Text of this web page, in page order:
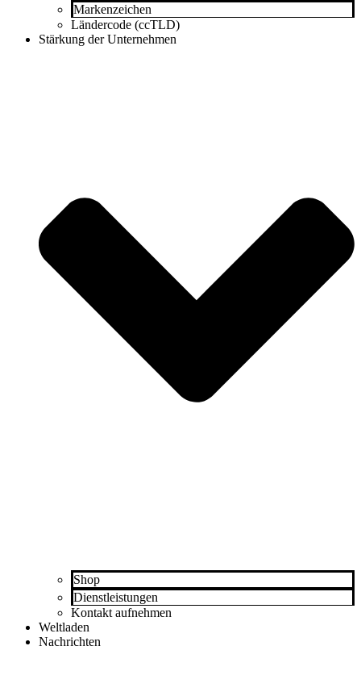
Markenzeichen
Ländercode (ccTLD)
Stärkung der Unternehmen
Shop
Dienstleistungen
Kontakt aufnehmen
Weltladen
Nachrichten